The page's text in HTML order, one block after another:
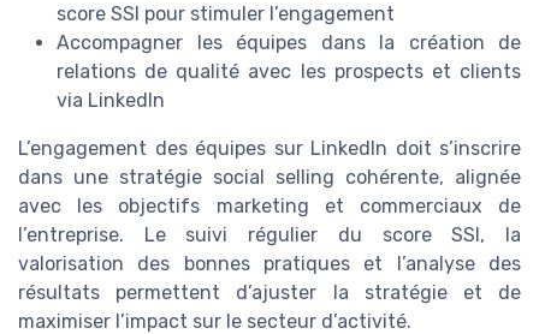
score SSI pour stimuler l’engagement
Accompagner les équipes dans la création de
relations de qualité avec les prospects et clients
via LinkedIn
L’engagement des équipes sur LinkedIn doit s’inscrire
dans une stratégie social selling cohérente, alignée
avec les objectifs marketing et commerciaux de
l’entreprise. Le suivi régulier du score SSI, la
valorisation des bonnes pratiques et l’analyse des
résultats permettent d’ajuster la stratégie et de
maximiser l’impact sur le secteur d’activité.